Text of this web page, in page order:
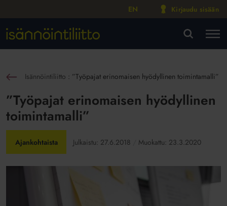
EN Kirjaudu sisään
Isännöintiliitto : ”Työpajat erinomaisen hyödyllinen toimintamalli”
”Työpajat erinomaisen hyödyllinen
toimintamalli”
Ajankohtaista Julkaistu: 27.6.2018 Muokattu: 23.3.2020